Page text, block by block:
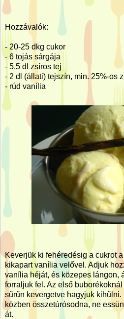
Hozzávalók:
- 20-25 dkg cukor
- 6 tojás sárgája
- 5,5 dl zsíros tej
- 2 dl
(állati) tejszín, min. 25%-os
- rúd vanília
Keverjük ki fehéredésig a cukrot
kikapart vanília velővel. Adjuk
vanília héját, és közepes lángon,
forraljuk fel. Az első
sűrűn kevergetve hagyjuk
közben összetúrósodna, ne
át.